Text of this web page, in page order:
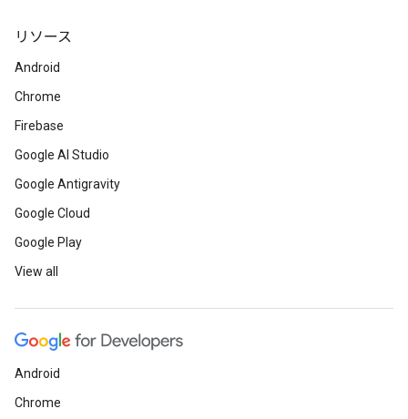
リソース
Android
Chrome
Firebase
Google AI Studio
Google Antigravity
Google Cloud
Google Play
View all
Android
Chrome